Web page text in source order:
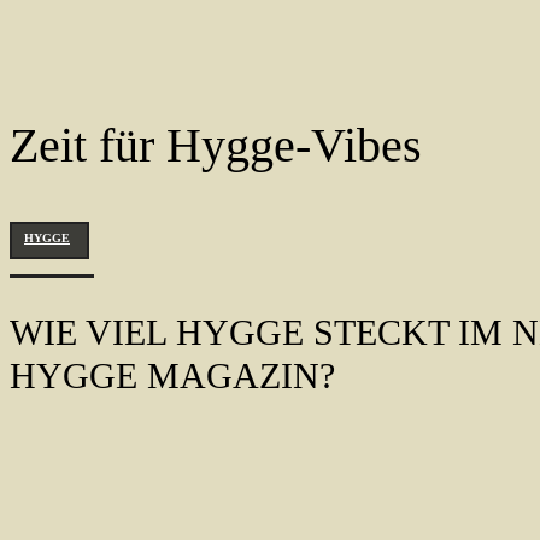
Zeit für Hygge-Vibes
HYGGE
WIE VIEL HYGGE STECKT IM
HYGGE MAGAZIN?